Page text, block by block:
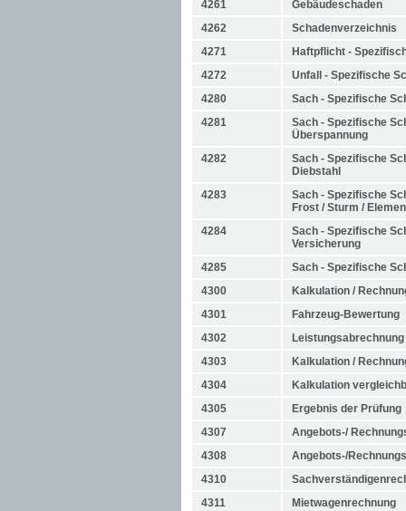
4261
Gebäudeschaden
4262
Schadenverzeichnis
4271
Haftpflicht -
4272
Unfall - Spezifische
4280
Sach - Spezifische
4281
Sach - Spezifische
Überspannung
4282
Sach - Spezifische
Diebstahl
4283
Sach - Spezifische
Frost / Sturm /
4284
Sach - Spezifische
Versicherung
4285
Sach - Spezifische
4300
Kalkulation /
4301
Fahrzeug-Bewertung
4302
Leistungsabrechnung
4303
Kalkulation /
4304
Kalkulation
4305
Ergebnis der Prüfung
4307
Angebots-/
4308
Angebots-/
4310
4311
Mietwagenrechnung